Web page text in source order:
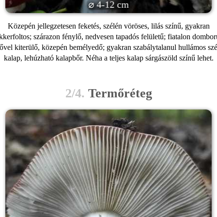
Közepén jellegzetesen feketés, szélén vöröses, lilás színű, gyakran
szárazon fénylő, nedvesen tapadós felületű; fiatalon
kiterülő, közepén bemélyedő; gyakran szabálytalanul hullámos
kalap, lehúzható kalapbőr. Néha a teljes kalap sárgászöld színű lehet.
⌀ 4-12 cm
2/4. Termőréteg